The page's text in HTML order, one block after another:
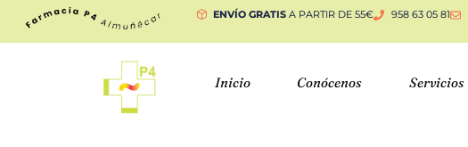
ENVÍO GRATIS A PARTIR DE 55€ 958 63 05 81
Inicio Conócenos Servicios